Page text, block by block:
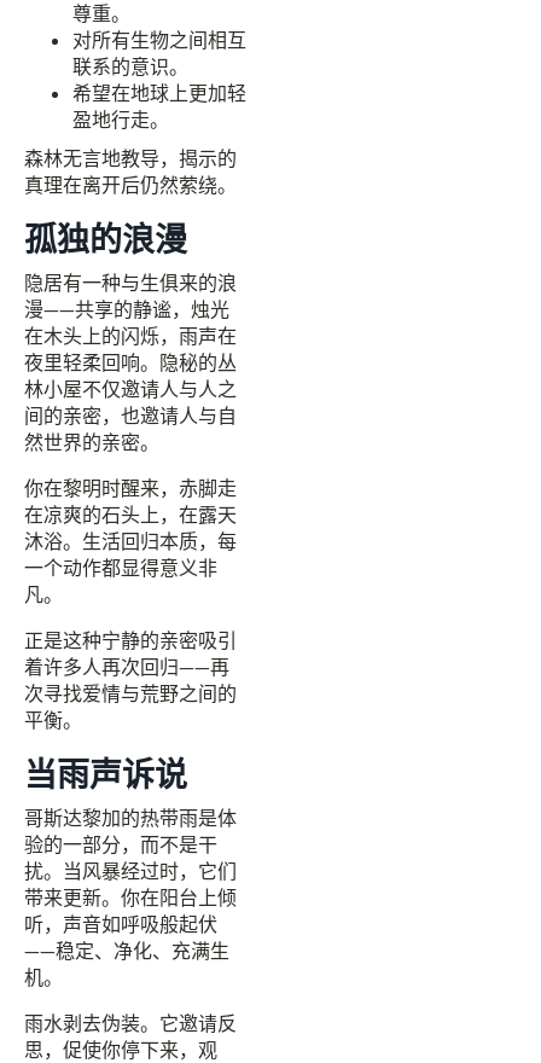
尊重。
对所有生物之间相互
联系的意识。
希望在地球上更加轻
盈地行走。
森林无言地教导，揭示的
真理在离开后仍然萦绕。
孤独的浪漫
隐居有一种与生俱来的浪
漫——共享的静谧，烛光
在木头上的闪烁，雨声在
夜里轻柔回响。隐秘的丛
林小屋不仅邀请人与人之
间的亲密，也邀请人与自
然世界的亲密。
你在黎明时醒来，赤脚走
在凉爽的石头上，在露天
沐浴。生活回归本质，每
一个动作都显得意义非
凡。
正是这种宁静的亲密吸引
着许多人再次回归——再
次寻找爱情与荒野之间的
平衡。
当雨声诉说
哥斯达黎加的热带雨是体
验的一部分，而不是干
扰。当风暴经过时，它们
带来更新。你在阳台上倾
听，声音如呼吸般起伏
——稳定、净化、充满生
机。
雨水剥去伪装。它邀请反
思，促使你停下来，观